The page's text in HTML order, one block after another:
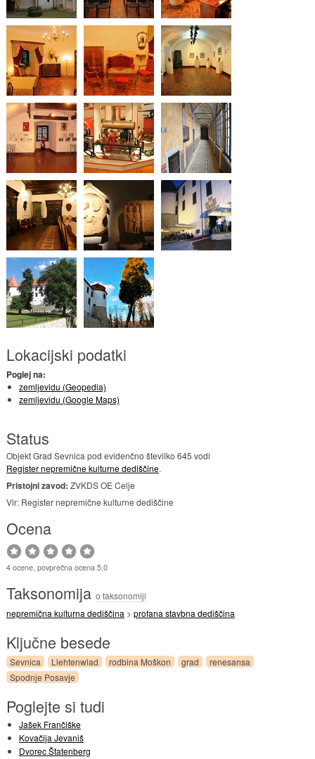
Lokacijski podatki
Poglej na:
zemljevidu (Geopedia)
zemljevidu (Google Maps)
Status
Objekt Grad Sevnica pod evidenčno številko 645 vodi
Register nepremične kulturne dediščine.
Pristojni zavod: ZVKDS OE Celje
Vir: Register nepremične kulturne dediščine
Ocena
4 ocene, povprečna ocena 5.0
Taksonomija o taksonomiji
nepremična kulturna dediščina > profana stavbna dediščina
Ključne besede
Sevnica Liehtenwlad rodbina Moškon grad
renesansa
Spodnje Posavje
Poglejte si tudi
Jašek Frančiške
Kovačija Jevaniš
Dvorec Štatenberg